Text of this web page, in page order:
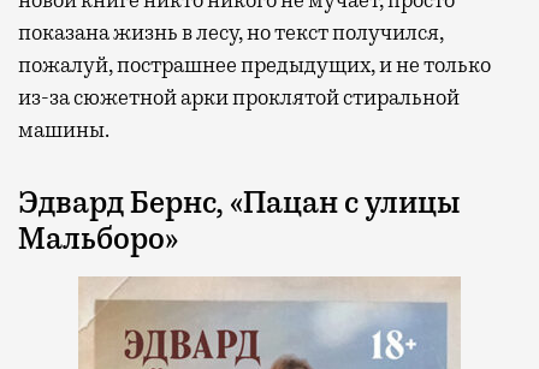
показана жизнь в лесу, но текст получился,
пожалуй, пострашнее предыдущих, и не только
из-за сюжетной арки проклятой стиральной
машины.
Эдвард Бернс, «Пацан с улицы
Мальборо»